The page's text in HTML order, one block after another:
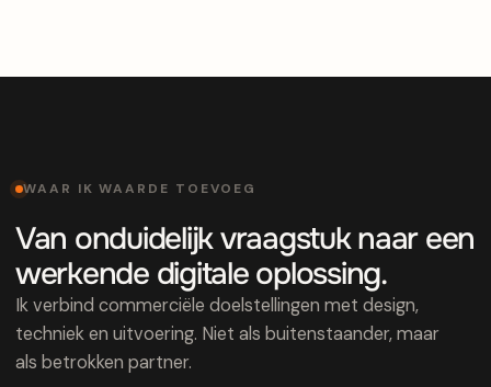
WAAR IK WAARDE TOEVOEG
Van onduidelijk vraagstuk naar een
werkende digitale oplossing.
Ik verbind commerciële doelstellingen met design,
techniek en uitvoering. Niet als buitenstaander, maar
als betrokken partner.